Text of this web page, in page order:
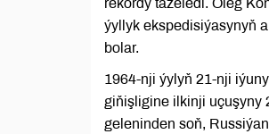
rekordy täzeledi. Oleg
ýyllyk ekspedisiýasynyň
bolar.
1964-nji ýylyň 21-nji
giňişligine ilkinji uçuşyny
geleninden soň,